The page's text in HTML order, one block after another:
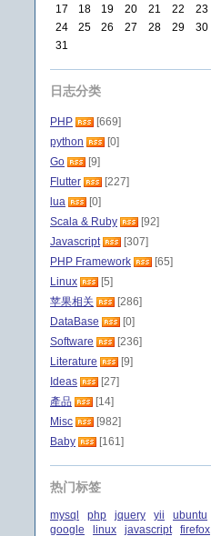
17
18 19 20 21 22
23
24
25 26 27 28 29
30
31
日志分类
PHP
[669]
python
[0]
Go
[9]
Flutter
[227]
lua
[0]
Scala & Ruby
[92]
Javascript
[307]
PHP Framework
[65]
Linux
[5]
苹果相关
[286]
DataBase
[0]
Software
[236]
Literature
[9]
Ideas
[27]
產品
[14]
Misc
[982]
Baby
[161]
热门标签
mysql php jquery yii
ubuntu
google
linux javascript
firefox